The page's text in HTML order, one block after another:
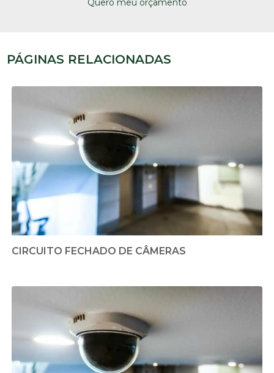
Quero meu orçamento
PÁGINAS RELACIONADAS
CIRCUITO FECHADO DE CÂMERAS